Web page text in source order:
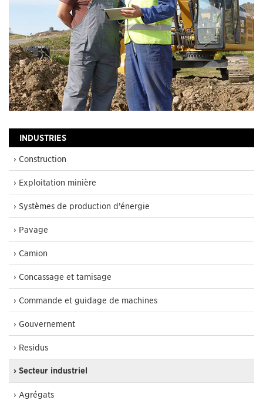
INDUSTRIES
› Construction
› Exploitation minière
› Systèmes de production d’énergie
› Pavage
› Camion
› Concassage et tamisage
› Commande et guidage de machines
› Gouvernement
› Residus
› Secteur industriel
› Agrégats